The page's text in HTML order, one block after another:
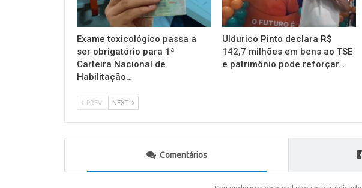
Exame toxicológico passa a
ser obrigatório para 1ª
Carteira Nacional de
Habilitação…
Uldurico Pinto declara R$
142,7 milhões em bens ao TSE
e patrimônio pode reforçar…
PREV NEXT
Comentários